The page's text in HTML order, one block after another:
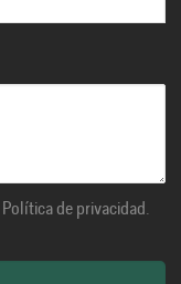
Política de privacidad.